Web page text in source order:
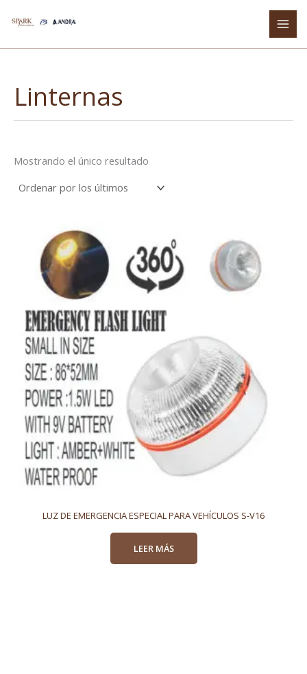
Linternas
Mostrando el único resultado
LUZ DE EMERGENCIA ESPECIAL PARA VEHÍCULOS S-V16
LEER MÁS